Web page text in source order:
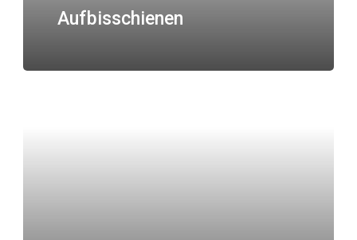
Aufbisschienen